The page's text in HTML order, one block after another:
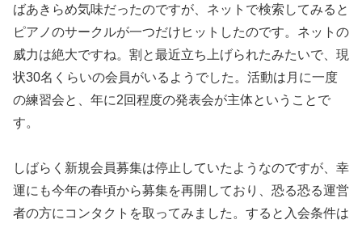
ばあきらめ気味だったのですが、ネットで検索してみると
ピアノのサークルが一つだけヒットしたのです。ネットの
威力は絶大ですね。割と最近立ち上げられたみたいで、現
状30名くらいの会員がいるようでした。活動は月に一度
の練習会と、年に2回程度の発表会が主体ということで
す。
しばらく新規会員募集は停止していたようなのですが、幸
運にも今年の春頃から募集を再開しており、恐る恐る運営
者の方にコンタクトを取ってみました。すると入会条件は